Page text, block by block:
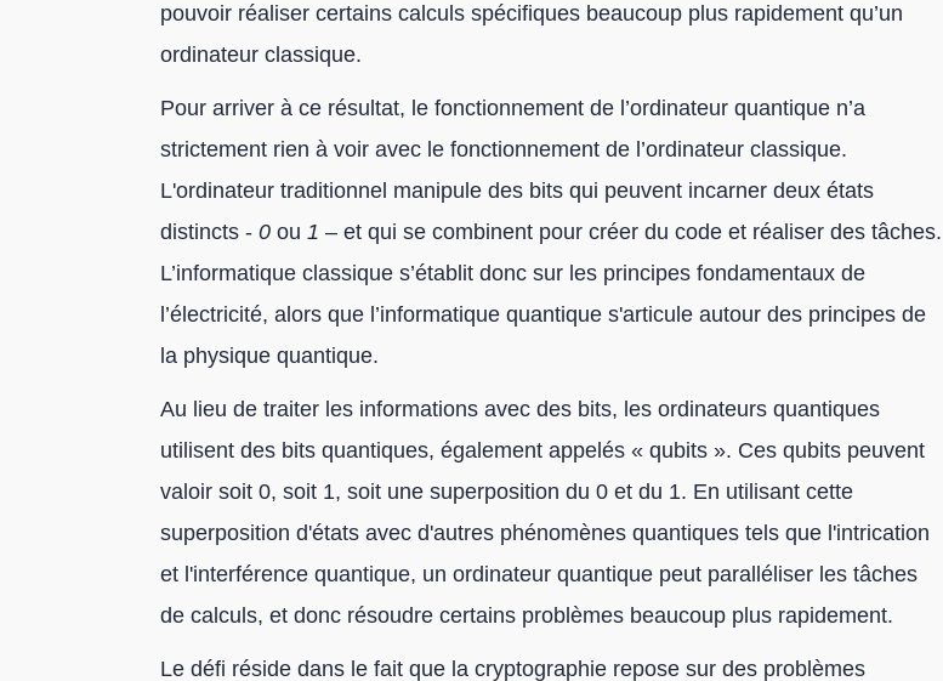
pouvoir réaliser certains calculs spécifiques beaucoup plus rapidement qu’un
ordinateur classique.
Pour arriver à ce résultat, le fonctionnement de l’ordinateur quantique n’a
strictement rien à voir avec le fonctionnement de l’ordinateur classique.
L'ordinateur traditionnel manipule des bits qui peuvent incarner deux états
distincts - 0 ou 1 – et qui se combinent pour créer du code et réaliser des tâches.
L’informatique classique s’établit donc sur les principes fondamentaux de
l’électricité, alors que l’informatique quantique s'articule autour des principes de
la physique quantique.
Au lieu de traiter les informations avec des bits, les ordinateurs quantiques
utilisent des bits quantiques, également appelés « qubits ». Ces qubits peuvent
valoir soit 0, soit 1, soit une superposition du 0 et du 1. En utilisant cette
superposition d'états avec d'autres phénomènes quantiques tels que l'intrication
et l'interférence quantique, un ordinateur quantique peut paralléliser les tâches
de calculs, et donc résoudre certains problèmes beaucoup plus rapidement.
Le défi réside dans le fait que la cryptographie repose sur des problèmes